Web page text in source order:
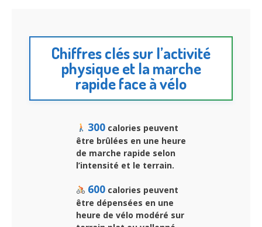
Chiffres clés sur l’activité
physique et la marche
rapide face à vélo
300calories peuvent
être brûlées en une heure
de marche rapide selon
l’intensité et le terrain.
600calories peuvent
être dépensées en une
heure de vélo modéré sur